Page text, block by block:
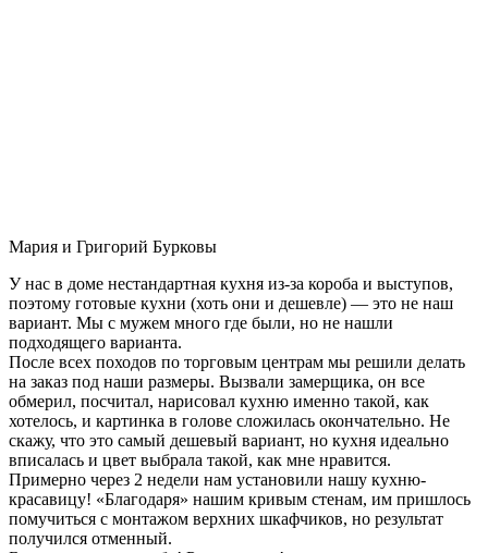
Мария и Григорий Бурковы
У нас в доме нестандартная кухня из-за короба и выступов,
поэтому готовые кухни (хоть они и дешевле) — это не наш
вариант. Мы с мужем много где были, но не нашли
подходящего варианта.
После всех походов по торговым центрам мы решили делать
на заказ под наши размеры. Вызвали замерщика, он все
обмерил, посчитал, нарисовал кухню именно такой, как
хотелось, и картинка в голове сложилась окончательно. Не
скажу, что это самый дешевый вариант, но кухня идеально
вписалась и цвет выбрала такой, как мне нравится.
Примерно через 2 недели нам установили нашу кухню-
красавицу! «Благодаря» нашим кривым стенам, им пришлось
помучиться с монтажом верхних шкафчиков, но результат
получился отменный.